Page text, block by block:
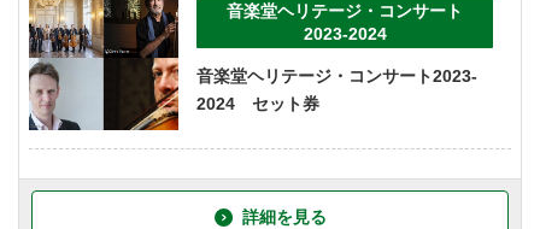
音楽堂ヘリテージ・コンサート
2023-2024
音楽堂ヘリテージ・コンサート2023-
2024 セット券
詳細を見る